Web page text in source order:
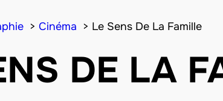
Cinéma Le Sens De La Famille
DE LA